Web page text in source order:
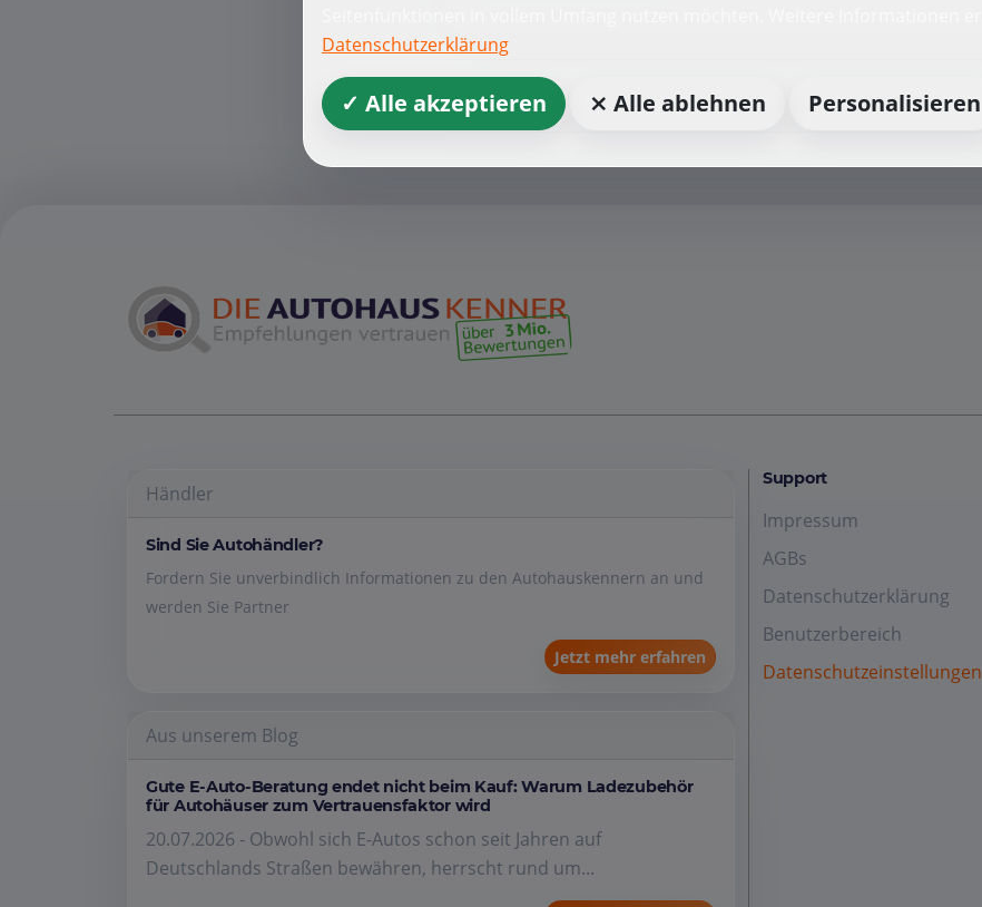
Händler
Sind Sie Autohändler?
Fordern Sie unverbindlich Informationen zu den Autohauskennern an und
werden Sie Partner
Jetzt mehr erfahren
Aus unserem Blog
Gute E-Auto-Beratung endet nicht beim Kauf: Warum Ladezubehör
für Autohäuser zum Vertrauensfaktor wird
20.07.2026 - Obwohl sich E-Autos schon seit Jahren auf
Deutschlands Straßen bewähren, herrscht rund um...
Support
Impressum
AGBs
Datenschutzerklärung
Benutzerbereich
Datenschutzeinstellungen
Datenschutzerklärung
✓ Alle akzeptieren ⨯ Alle ablehnen Personalisieren